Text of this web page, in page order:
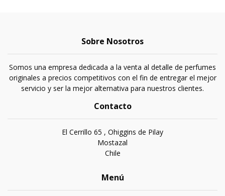
Sobre Nosotros
Somos una empresa dedicada a la venta al detalle de perfumes
originales a precios competitivos con el fin de entregar el mejor
servicio y ser la mejor alternativa para nuestros clientes.
Contacto
El Cerrillo 65 , Ohiggins de Pilay
Mostazal
Chile
Menú